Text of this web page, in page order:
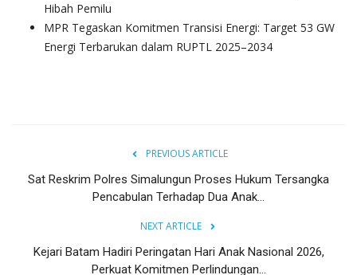
Hibah Pemilu
MPR Tegaskan Komitmen Transisi Energi: Target 53 GW
Energi Terbarukan dalam RUPTL 2025–2034
PREVIOUS ARTICLE
Sat Reskrim Polres Simalungun Proses Hukum Tersangka
Pencabulan Terhadap Dua Anak...
NEXT ARTICLE
Kejari Batam Hadiri Peringatan Hari Anak Nasional 2026,
Perkuat Komitmen Perlindungan...